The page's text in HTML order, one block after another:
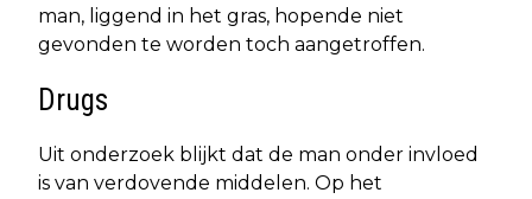
man, liggend in het gras, hopende niet
gevonden te worden toch aangetroffen.
Drugs
Uit onderzoek blijkt dat de man onder invloed
is van verdovende middelen. Op het